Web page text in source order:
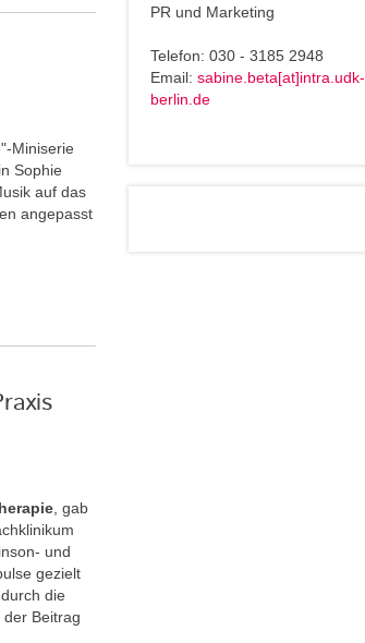
Miniserie
Sophie
auf das
angepasst
, gab
und
gezielt
die
Beitrag
PR und Marketing
Telefon: 030 - 3185 2948
Email:sabine.beta[at]intra.udk-
berlin.de